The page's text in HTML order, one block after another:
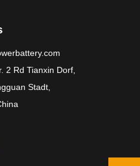
2 Rd Tianxin Dorf,
Stadt,